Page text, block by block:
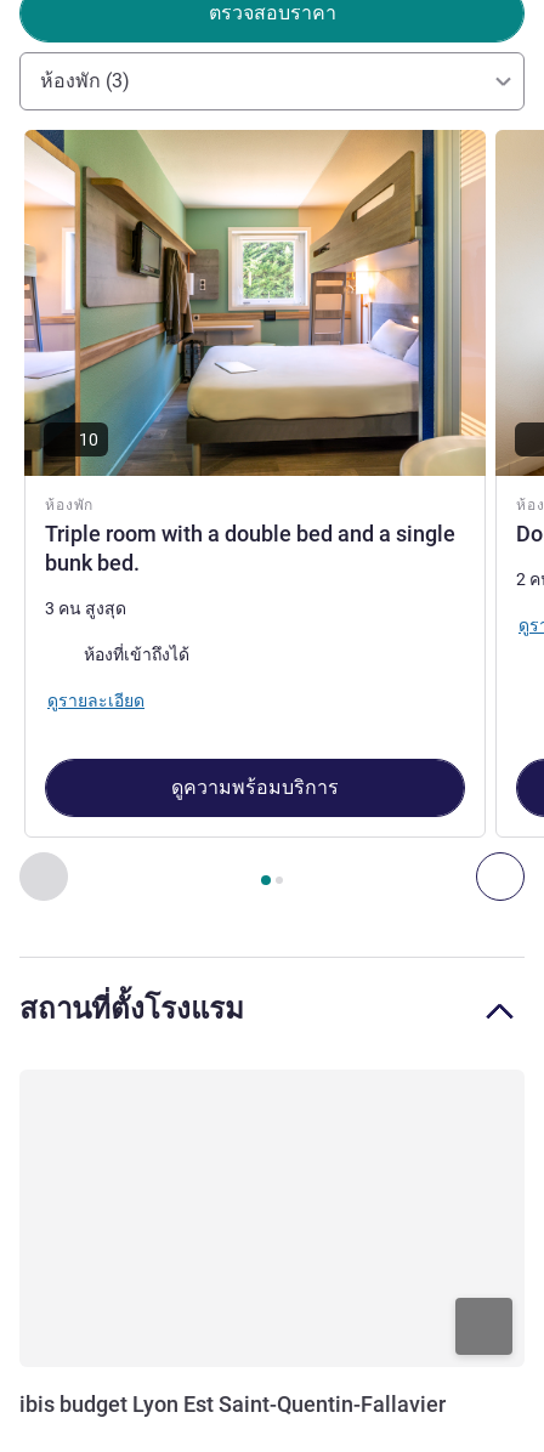
ตรวจสอบราคา
ห้องพัก (3)
ก่อนหน้า - ห้องพัก ถั
หน้า1 , ห้องพัก 1 : Triple room with a double bed and
ห้องพัก
Triple room with a double bed and a single
bunk bed.
ดูรายละเอียด
10
3 คน สูงสุด
ห้องที่เข้าถึงได้
ดูรายละเอียด
ดูความพร้อมบริการ
ห้อ
ดูราย
2
ดูร
สถานที่ตั้งโรงแรม
ibis budget Lyon Est Saint-Quentin-Fallavier